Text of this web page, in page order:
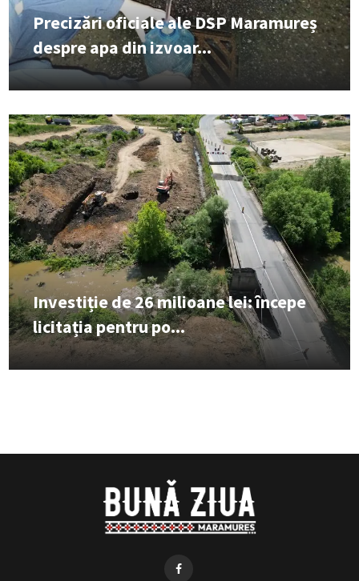
Precizări oficiale ale DSP Maramureș
despre apa din izvoar...
Investiție de 26 milioane lei: începe
licitația pentru po...